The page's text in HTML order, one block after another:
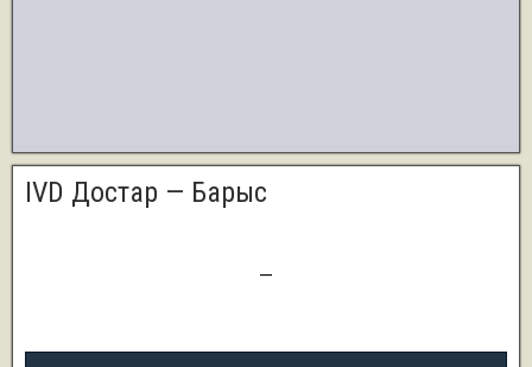
IVD Достар — Барыс
—